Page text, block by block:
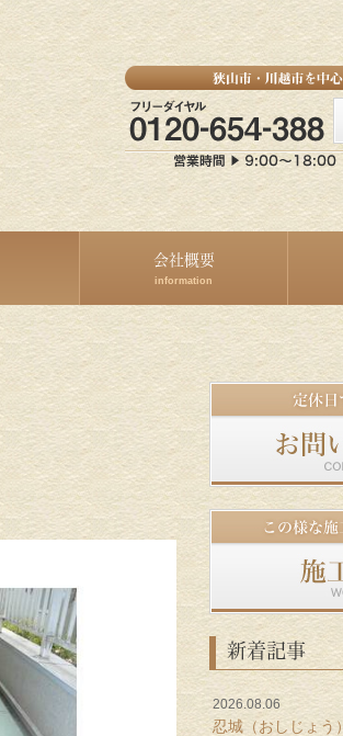
会社概要
information
新着記事
2026.08.06
忍城（おしじょう）